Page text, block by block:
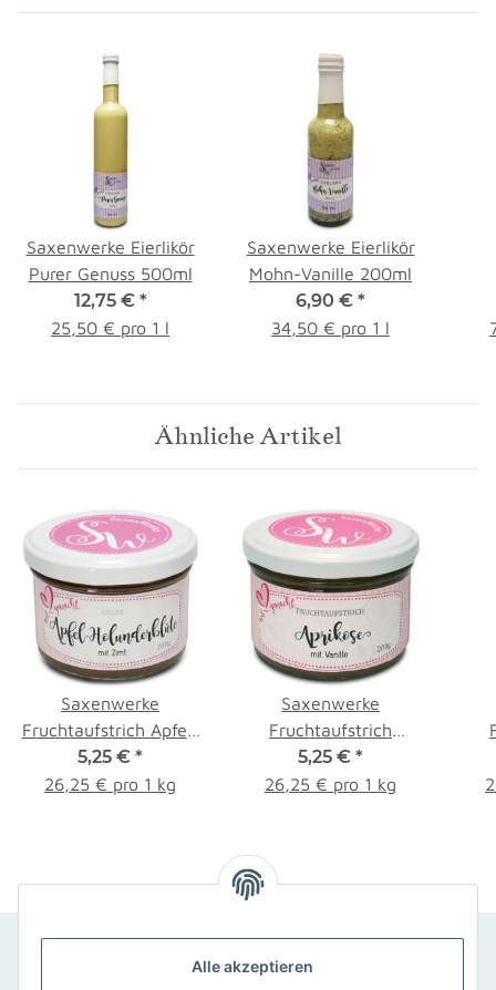
Alle akzeptieren
Saxenwerke Eierlikör
Purer Genuss 500ml
12,75 € *
25,50 € pro 1 l
Saxenwerke Eierlikör
Mohn-Vanille 200ml
6,90 € *
34,50 € pro 1 l
Ähnliche Artikel
Saxenwerke
Fruchtaufstrich Apfel-
Holunderblüte 200g
5,25 € *
26,25 € pro 1 kg
Saxenwerke
Fruchtaufstrich
Aprikose mit Vanille
200g
5,25 € *
26,25 € pro 1 kg
SCHNELLKONTAKT